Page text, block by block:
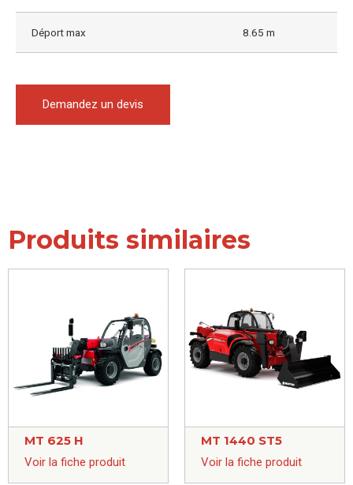
Déport max 8.65 m
Demandez un devis
Produits similaires
MT 625 H
Voir la fiche produit
MT 1440 ST5
Voir la fiche produit